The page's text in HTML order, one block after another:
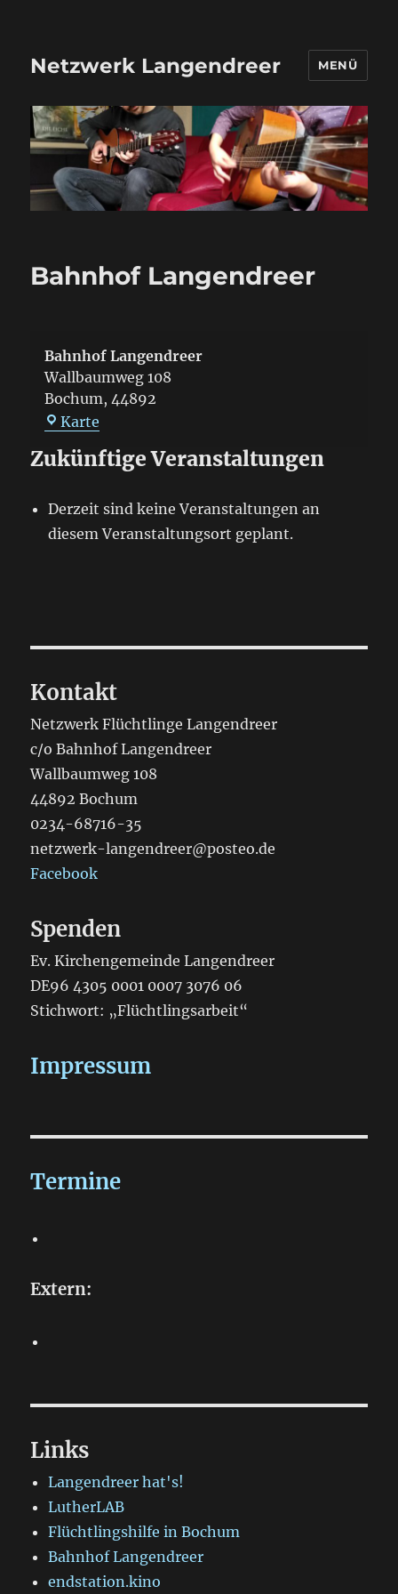
Netzwerk Langendreer MENÜ
Bahnhof Langendreer
Bahnhof Langendreer
Wallbaumweg 108
Bochum,44892
Karte
Zukünftige Veranstaltungen
Derzeit sind keine Veranstaltungen an
diesem Veranstaltungsort geplant.
Kontakt
Netzwerk Flüchtlinge Langendreer
c/o Bahnhof Langendreer
Wallbaumweg 108
44892 Bochum
0234-68716-35
netzwerk-langendreer@posteo.de
Facebook
Spenden
Ev. Kirchengemeinde Langendreer
DE96 4305 0001 0007 3076 06
Stichwort: „Flüchtlingsarbeit“
Impressum
Termine
Extern:
Links
Langendreer hat's!
LutherLAB
Flüchtlingshilfe in Bochum
Bahnhof Langendreer
endstation.kino